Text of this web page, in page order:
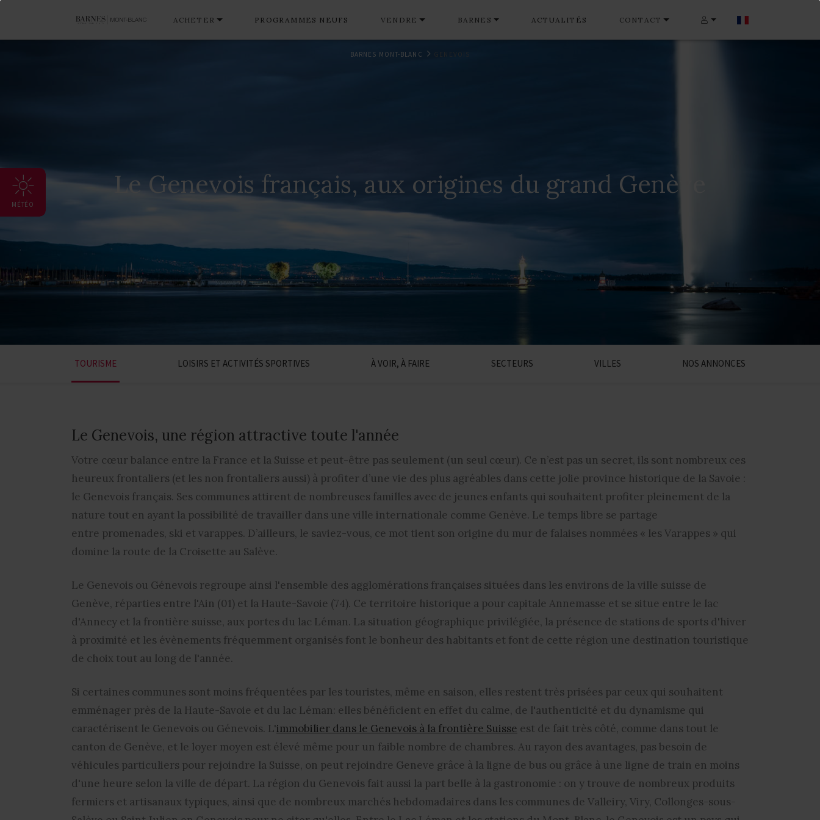
ACHETER PROGRAMMES NEUFS VENDRE BARNES ACTUALITÉS CONTACT
BARNES MONT-BLANC
Le Genevois français, aux origines du grand Genève
MÉTÉO
TOURISME LOISIRS ET ACTIVITÉS SPORTIVES À VOIR, À FAIRE SECTEURS VILLES NOS ANNONCES
Le Genevois, une région attractive toute l'année
Votre cœur balance entre la France et la Suisse et peut-être pas seulement (un seul cœur). Ce n’est pas un secret, ils sont nombreux ces
heureux frontaliers (et les non frontaliers aussi) à profiter d’une vie des plus agréables dans cette jolie province historique de la Savoie :
le Genevois français. Ses communes attirent de nombreuses familles avec de jeunes enfants qui souhaitent profiter pleinement de la
nature tout en ayant la possibilité de travailler dans une ville internationale comme Genève. Le temps libre se partage
entre promenades, ski et varappes. D’ailleurs, le saviez-vous, ce mot tient son origine du mur de falaises nommées « les Varappes » qui
domine la route de la Croisette au Salève.
Le Genevois ou Génevois regroupe ainsi l'ensemble des agglomérations françaises situées dans les environs de la ville suisse de
Genève, réparties entre l'Ain (01) et la Haute-Savoie (74). Ce territoire historique a pour capitale Annemasse et se situe entre le lac
d'Annecy et la frontière suisse, aux portes du lac Léman. La situation géographique privilégiée, la présence de stations de sports d'hiver
à proximité et les évènements fréquemment organisés font le bonheur des habitants et font de cette région une destination touristique
de choix tout au long de l'année.
Si certaines communes sont moins fréquentées par les touristes, même en saison, elles restent très prisées par ceux qui souhaitent
emménager près de la Haute-Savoie et du lac Léman: elles bénéficient en effet du calme, de l'authenticité et du dynamisme qui
caractérisent le Genevois ou Génevois. L'immobilier dans le Genevois à la frontière Suisse est de fait très côté, comme dans tout le
canton de Genève, et le loyer moyen est élevé même pour un faible nombre de chambres. Au rayon des avantages, pas besoin de
véhicules particuliers pour rejoindre la Suisse, on peut rejoindre Geneve grâce à la ligne de bus ou grâce à une ligne de train en moins
d'une heure selon la ville de départ. La région du Genevois fait aussi la part belle à la gastronomie : on y trouve de nombreux produits
fermiers et artisanaux typiques, ainsi que de nombreux marchés hebdomadaires dans les communes de Valleiry, Viry, Collonges-sous-